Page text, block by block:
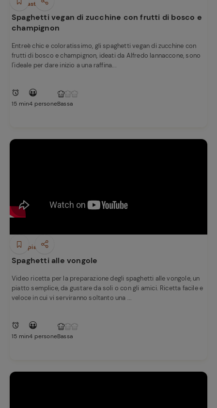
Antipasti
Spaghetti vegan di zucchine con frutti di bosco e
champignon
Entreè chic e coloratissimo, gli spaghetti vegan di zucchine con
frutti di bosco e champignon, ideati da Alfredo Iannaccone, sono
l'ideale per dare inizio a una raffina...
15 min4 personeBassa
Primi piatti
Spaghetti alle vongole
Video ricetta per la preparazione degli spaghetti alle vongole, un
piatto semplice, da gustare da soli o con gli amici. Ricetta facile e
veloce in cui vi serviranno soltanto una ...
15 min4 personeBassa